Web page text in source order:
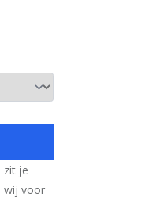
zit je
wij voor